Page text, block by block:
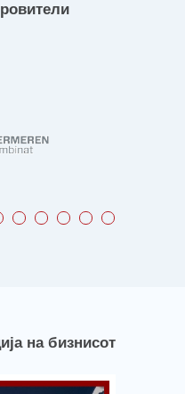
на бизнисот